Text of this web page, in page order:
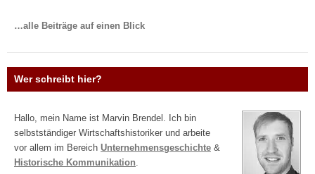
…alle Beiträge auf einen Blick
Wer schreibt hier?
Hallo, mein Name ist Marvin Brendel. Ich bin
selbstständiger Wirtschaftshistoriker und arbeite
vor allem im Bereich Unternehmensgeschichte &
Historische Kommunikation